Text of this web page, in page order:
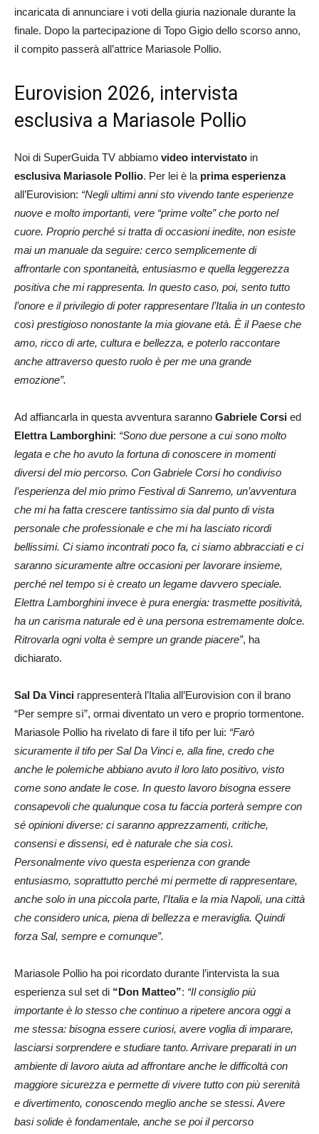
incaricata di annunciare i voti della giuria nazionale durante la
finale. Dopo la partecipazione di Topo Gigio dello scorso anno,
il compito passerà all’attrice Mariasole Pollio.
Eurovision 2026, intervista
esclusiva a Mariasole Pollio
Noi di SuperGuida TV abbiamo video intervistato in
esclusiva Mariasole Pollio. Per lei è la prima esperienza
all’Eurovision: “Negli ultimi anni sto vivendo tante esperienze
nuove e molto importanti, vere “prime volte” che porto nel
cuore. Proprio perché si tratta di occasioni inedite, non esiste
mai un manuale da seguire: cerco semplicemente di
affrontarle con spontaneità, entusiasmo e quella leggerezza
positiva che mi rappresenta. In questo caso, poi, sento tutto
l’onore e il privilegio di poter rappresentare l’Italia in un contesto
così prestigioso nonostante la mia giovane età. È il Paese che
amo, ricco di arte, cultura e bellezza, e poterlo raccontare
anche attraverso questo ruolo è per me una grande
emozione”.
Ad affiancarla in questa avventura saranno Gabriele Corsi ed
Elettra Lamborghini: “Sono due persone a cui sono molto
legata e che ho avuto la fortuna di conoscere in momenti
diversi del mio percorso. Con Gabriele Corsi ho condiviso
l’esperienza del mio primo Festival di Sanremo, un’avventura
che mi ha fatta crescere tantissimo sia dal punto di vista
personale che professionale e che mi ha lasciato ricordi
bellissimi. Ci siamo incontrati poco fa, ci siamo abbracciati e ci
saranno sicuramente altre occasioni per lavorare insieme,
perché nel tempo si è creato un legame davvero speciale.
Elettra Lamborghini invece è pura energia: trasmette positività,
ha un carisma naturale ed è una persona estremamente dolce.
Ritrovarla ogni volta è sempre un grande piacere”, ha
dichiarato.
Sal Da Vinci rappresenterà l’Italia all’Eurovision con il brano
“Per sempre sì”, ormai diventato un vero e proprio tormentone.
Mariasole Pollio ha rivelato di fare il tifo per lui: “Farò
sicuramente il tifo per Sal Da Vinci e, alla fine, credo che
anche le polemiche abbiano avuto il loro lato positivo, visto
come sono andate le cose. In questo lavoro bisogna essere
consapevoli che qualunque cosa tu faccia porterà sempre con
sé opinioni diverse: ci saranno apprezzamenti, critiche,
consensi e dissensi, ed è naturale che sia così.
Personalmente vivo questa esperienza con grande
entusiasmo, soprattutto perché mi permette di rappresentare,
anche solo in una piccola parte, l’Italia e la mia Napoli, una città
che considero unica, piena di bellezza e meraviglia. Quindi
forza Sal, sempre e comunque”.
Mariasole Pollio ha poi ricordato durante l’intervista la sua
esperienza sul set di “Don Matteo”: “Il consiglio più
importante è lo stesso che continuo a ripetere ancora oggi a
me stessa: bisogna essere curiosi, avere voglia di imparare,
lasciarsi sorprendere e studiare tanto. Arrivare preparati in un
ambiente di lavoro aiuta ad affrontare anche le difficoltà con
maggiore sicurezza e permette di vivere tutto con più serenità
e divertimento, conoscendo meglio anche se stessi. Avere
basi solide è fondamentale, anche se poi il percorso